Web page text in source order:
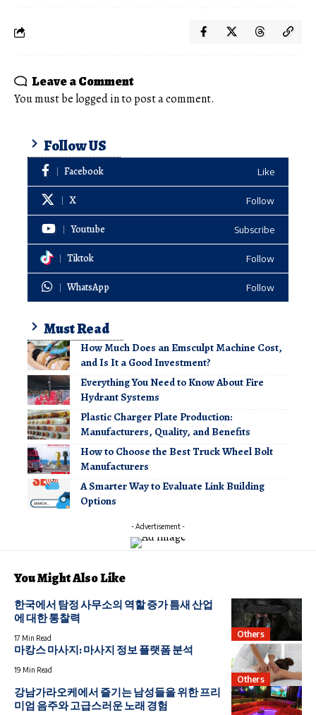
Leave a Comment
You must be logged into post a comment.
Follow US
Facebook Like
X Follow
Youtube Subscribe
Tiktok Follow
WhatsApp Follow
Must Read
How Much Does an Emsculpt Machine Cost,
and Is It a Good Investment?
Everything You Need to Know About Fire
Hydrant Systems
Plastic Charger Plate Production:
Manufacturers, Quality, and Benefits
How to Choose the Best Truck Wheel Bolt
Manufacturers
A Smarter Way to Evaluate Link Building
Options
- Advertisement -
You Might Also Like
Others
한국에서 탐정 사무소의 역할 증가 틈새 산업
에 대한 통찰력
17 Min Read
Others
마캉스 마사지: 마사지 정보 플랫폼 분석
19 Min Read
강남가라오케에서 즐기는 남성들을 위한 프리
미엄 음주와 고급스러운 노래 경험